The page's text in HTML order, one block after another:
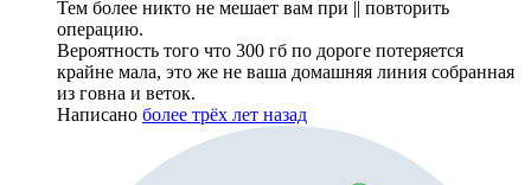
Тем более никто не мешает вам при || повторить
операцию.
Вероятность того что 300 гб по дороге потеряется
крайне мала, это же не ваша домашняя линия собранная
из говна и веток.
Написано более трёх лет назад